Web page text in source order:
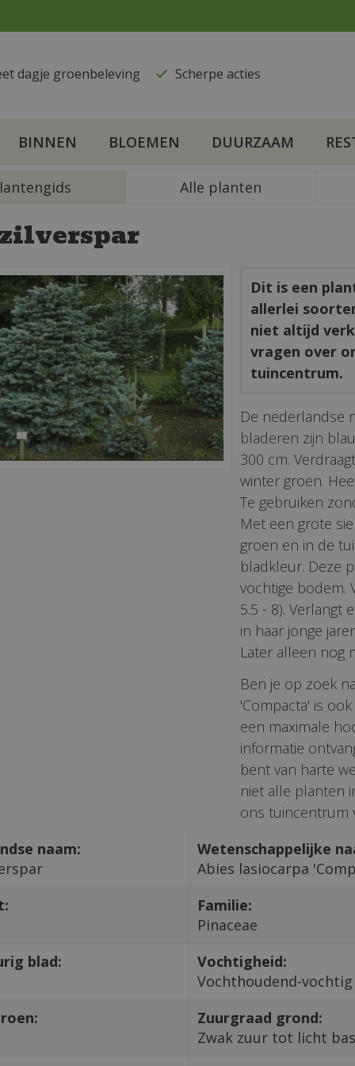
dagje groenbeleving ​Scherpe acties
BINNEN BLOEMEN DUURZAAM
Alle planten
Dit is een
allerlei
niet altijd
vragen over
tuincentrum.
De nederlandse
bladeren zijn
300 cm.
winter groen.
Te gebruiken
Met een grote
groen en in de
bladkleur. Deze
vochtige bodem.
5.5 - 8). Verlangt
in haar jonge
Later alleen nog
Ben je op zoek
'Compacta' is
een maximale
informatie
bent van harte
niet alle planten
ons tuincentrum
naam:
Wetenschappelijke
Abies lasiocarpa
Familie:
Pinaceae
blad:
Vochtigheid:
Vochthoudend-vochtig
Zuurgraad grond:
Zwak zuur tot licht